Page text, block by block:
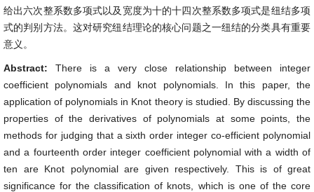
给出六次整系数多项式以及宽度为十的十四次整系数多项式是纽结多项
式的判别方法。这对研究纽结理论的核心问题之一纽结的分类具有重要
意义。
Abstract: There is a very close relationship between integer
coefficient polynomials and knot polynomials. In this paper, the
application of polynomials in Knot theory is studied. By discussing the
properties of the derivatives of polynomials at some points, the
methods for judging that a sixth order integer co-efficient polynomial
and a fourteenth order integer coefficient polynomial with a width of
ten are Knot polynomial are given respectively. This is of great
significance for the classification of knots, which is one of the core